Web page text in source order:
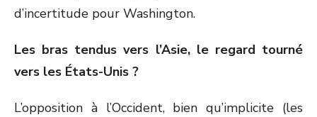
d’incertitude pour Washington.
Les bras tendus vers l’Asie, le regard tourné
vers les États-Unis ?
L’opposition à l’Occident, bien qu’implicite (les